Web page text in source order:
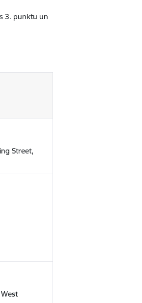
3. punktu un
Street,